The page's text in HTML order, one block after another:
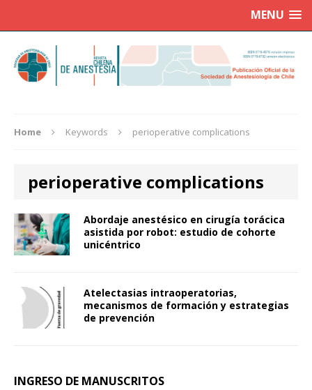
MENU
Home Keywords perioperative complications
perioperative complications
Abordaje anestésico en cirugía torácica
asistida por robot: estudio de cohorte
unicéntrico
Atelectasias intraoperatorias,
mecanismos de formación y estrategias
de prevención
INGRESO DE MANUSCRITOS